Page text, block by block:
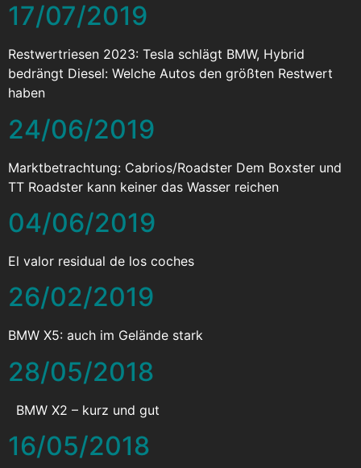
17/07/2019
Restwertriesen 2023: Tesla schlägt BMW, Hybrid
bedrängt Diesel: Welche Autos den größten Restwert
haben
24/06/2019
Marktbetrachtung: Cabrios/Roadster Dem Boxster und
TT Roadster kann keiner das Wasser reichen
04/06/2019
El valor residual de los coches
26/02/2019
BMW X5: auch im Gelände stark
28/05/2018
BMW X2 – kurz und gut
16/05/2018